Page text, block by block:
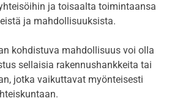
ja toisaalta toimintaansa
ja mahdollisuuksista.
kohdistuva mahdollisuus voi olla
sellaisia rakennushankkeita tai
jotka vaikuttavat myönteisesti